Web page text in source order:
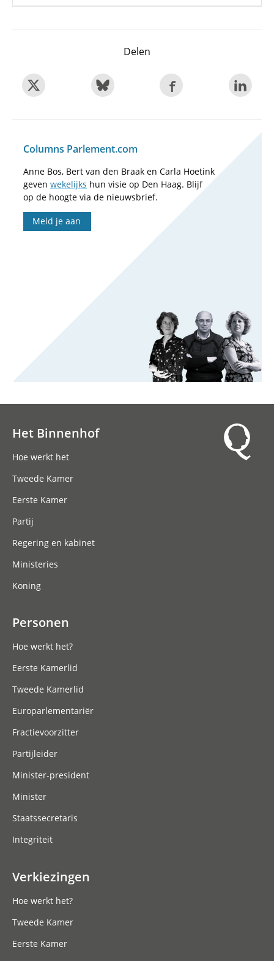
Delen
Columns Parlement.com
Anne Bos, Bert van den Braak en Carla Hoetink
geven wekelijks hun visie op Den Haag. Blijf
op de hoogte via de nieuwsbrief.
Meld je aan
Het Binnenhof
Hoe werkt het
Tweede Kamer
Eerste Kamer
Partij
Regering en kabinet
Ministeries
Koning
Personen
Hoe werkt het?
Eerste Kamerlid
Tweede Kamerlid
Europarlementariër
Fractievoorzitter
Partijleider
Minister-president
Minister
Staatssecretaris
Integriteit
Verkiezingen
Hoe werkt het?
Tweede Kamer
Eerste Kamer